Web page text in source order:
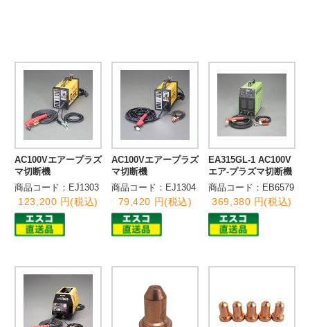
AC100Vエアープラズ
マ切断機
商品コード：EJ1303
123,200 円(税込)
AC100Vエアープラズ
マ切断機
商品コード：EJ1304
79,420 円(税込)
EA315GL-1 AC100V
エア-プラズマ切断機
商品コード：EB6579
369,380 円(税込)